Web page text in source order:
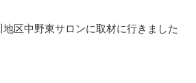
区中野東サロンに取材に行きました